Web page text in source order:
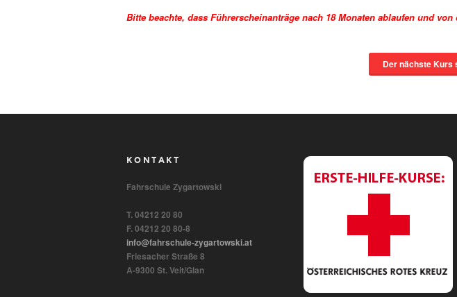
Bitte beachte, dass Führerscheinanträge nach 18 Monaten ablaufen und
Der nächste Kurs
KONTAKT
Fahrschule Zygartowski
T. 04212 20 80
F. 04212 20 80-8
info@fahrschule-zygartowski.at
Friesacher Straße 8
A-9300 St. Veit/Glan
Button-rotes-
Kreuz.png